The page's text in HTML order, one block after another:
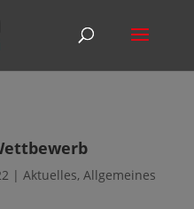
| Aktuelles, Allgemeines